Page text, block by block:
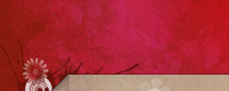
MURAL DE RECADOS